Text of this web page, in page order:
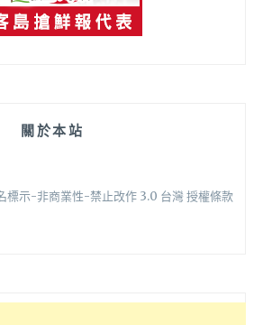
關於本站
標示-非商業性-禁止改作 3.0 台灣 授權條款